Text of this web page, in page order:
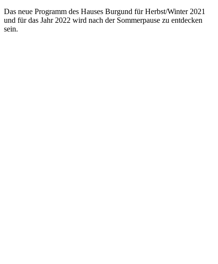
Das neue Programm des Hauses Burgund für Herbst/Winter 2021
und für das Jahr 2022 wird nach der Sommerpause zu entdecken
sein.